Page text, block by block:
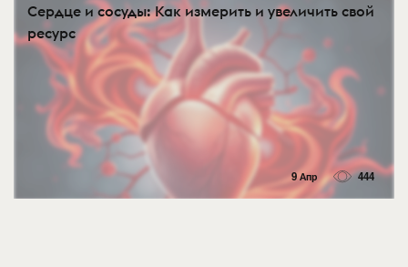
​Сердце и сосуды: Как измерить и увеличить свой
ресурс
9 Апр 444